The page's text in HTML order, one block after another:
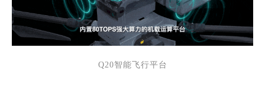
Q20智能飞行平台